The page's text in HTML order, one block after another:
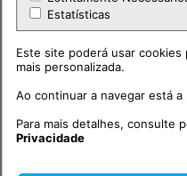
Estatísticas
Este site poderá usar
mais personalizada.
Ao continuar a navegar está
Para mais detalhes, consulte
Privacidade